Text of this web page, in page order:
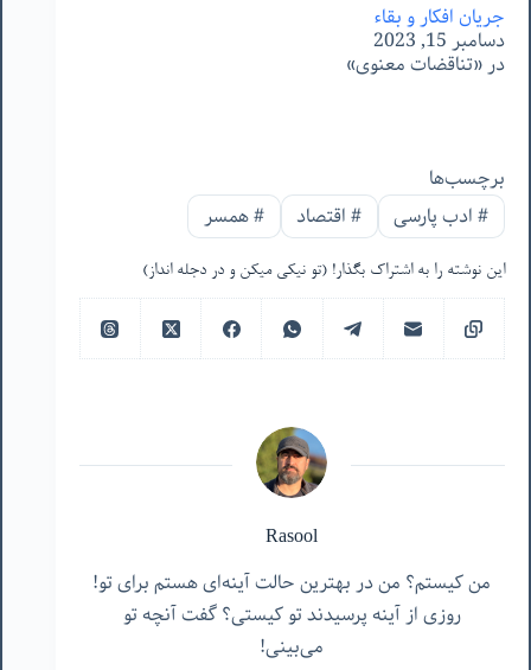
جریان افکار و بقاء
دسامبر 15, 2023
در «تناقضات معنوی»
برچسب‌ها
#ادب پارسی #اقتصاد #همسر
این نوشته را به اشتراک بگذار! (تو نیکی میکن و در دجله انداز)
Rasool
من کیستم؟ من در بهترین حالت آینه‌ای هستم برای تو!
روزی از آینه پرسیدند تو کیستی؟ گفت آنچه تو
می‌بینی!